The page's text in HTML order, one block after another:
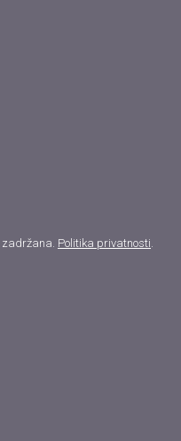
zadržana. Politika privatnosti.